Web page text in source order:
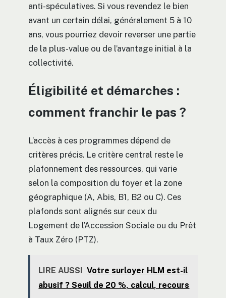
anti-spéculatives. Si vous revendez le bien
avant un certain délai, généralement 5 à 10
ans, vous pourriez devoir reverser une partie
de la plus-value ou de l’avantage initial à la
collectivité.
Éligibilité et démarches :
comment franchir le pas ?
L’accès à ces programmes dépend de
critères précis. Le critère central reste le
plafonnement des ressources, qui varie
selon la composition du foyer et la zone
géographique (A, Abis, B1, B2 ou C). Ces
plafonds sont alignés sur ceux du
Logement de l’Accession Sociale ou du Prêt
à Taux Zéro (PTZ).
LIRE AUSSI Votre surloyer HLM est-il
abusif ? Seuil de 20 %, calcul, recours